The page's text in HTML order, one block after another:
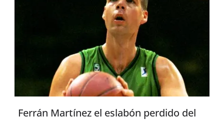
Ferrán Martínez el eslabón perdido del